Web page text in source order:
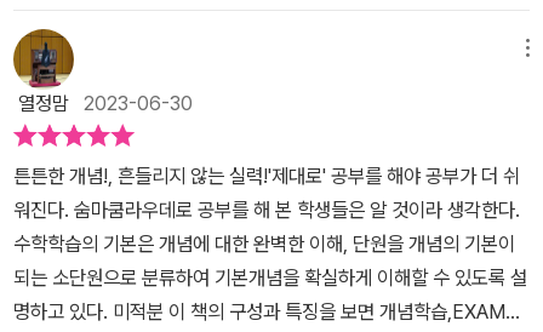
단계는 스킵하고 2단계 문제 학습으로 진행하는 것도 효과적인 학습
방법이라고 생각합니다.하지만 개인적인 의견으로는 교재 안의 EXA
MPLE & APPLICATION을 제외하고 설명된 부분은 한번 정독해
보는 것을 추천해요.탄탄한 개념이 정리된 상태에서는 단원별 유형을
익혀야 하는 순서입니다.기본 예제와 발전 예제로 구분하고 있습니
다.문제 아래 GUIDE와 해법을 확인할 수 있는데 우선은 가이드 없이
풀이 방법을 생각해 보고, 해법을 통해 정확한 풀이를 해 볼 수 있을듯
해요.기본 예제나 발전 예제 다음으로는 항상 유제 문제를 제시하여
해당 유형을 완벽하게 연습할 수 있도록 구성되어 있습니다.SUMM
로 체크하여 개념 학습으로 피드백하면 핵심 개념을 보다 완벽히 정
리할 수 있습니다. ☆☆☆쉽고 자세한 해설로 자학자습이 가능합니
다. 각 문제에 대한 좋은 해설은 문제풀이 만큼 실력 향상을 위해 필요
한 요소입니다. 해당 문제에 대해 가장 적절하고 쉬운 풀이 방법을 제
시하였으며, 알아두면 도움이 되는 추가적인 풀이 방법 역시 제시하
여 자학자습을 위한 교재로 손색이 없는 교재입니다.수학의 정확
한 기본개념을 쌓고 다양한 문제풀이로 응용력을 키울 수 있는 교재
로 추천합니다.출판사로부터 도서를 제공받아 작성한 리뷰입니다
라고 말하는 사람들이 많더라구요.물론 사람들마다 생각이 다를수도
있겠지만요.수학의 꽃 미적분~~~ 숨마쿰라우데 수학기본서 고등수
학문제집 가지고 미적분 대비합니다.​ ​이룸이
앤비 숨마쿰라우데 수학기본서가 좋은이유는요.바로 상세한 개념설
명이 되어 있기 때문이예요.기초부터 심화까지...알차가 학습할 수 있
어요.책 두께가 헉... 두껍지만~~~ 천천히 학습해보렵니다.​
​이 책의 구성과 특징이예요.천천히 따라가다
보면 완벽한 개념 학습이 가능하겠지요?요즈음 자기주도학습의 중요
성에 대한 이야기를 많이 듣는데요.고등수학문제집 추천 할정도로자
기주도 학습이 가능하게 구성된 최적의 학습서란 생각이 듭니다.
열정맘 2023-06-30
튼튼한 개념!, 흔들리지 않는 실력!'제대로' 공부를 해야 공부가 더 쉬
워진다. 숨마쿰라우데로 공부를 해 본 학생들은 알 것이라 생각한다.
수학학습의 기본은 개념에 대한 완벽한 이해, 단원을 개념의 기본이
되는 소단원으로 분류하여 기본개념을 확실하게 이해할 수 있도록 설
명하고 있다. 미적분 이 책의 구성과 특징을 보면 개념학습,EXAMPL